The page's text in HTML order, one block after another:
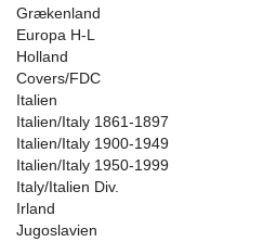
Grækenland
Europa H-L
Holland
Covers/FDC
Italien
Italien/Italy 1861-1897
Italien/Italy 1900-1949
Italien/Italy 1950-1999
Italy/Italien Div.
Irland
Jugoslavien